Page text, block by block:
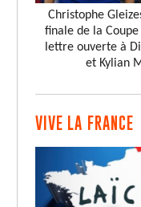
Christophe
finale de la Coupe
lettre ouverte à
et Kylian
VIVE LA FRANCE